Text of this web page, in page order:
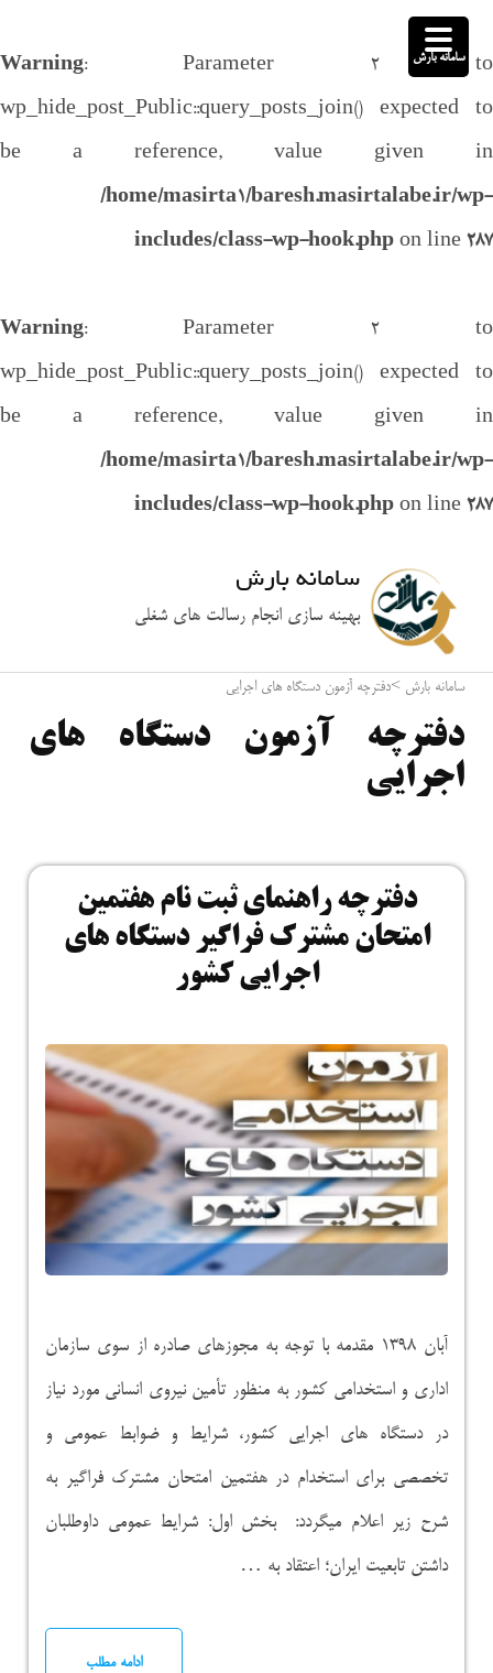
Warning: Parameter 2 to
wp_hide_post_Public::query_posts_join() expected to
be a reference, value given in
/home/masirta1/baresh.masirtalabe.ir/wp-
includes/class-wp-hook.php on line 287
Warning: Parameter 2 to
wp_hide_post_Public::query_posts_join() expected to
be a reference, value given in
/home/masirta1/baresh.masirtalabe.ir/wp-
includes/class-wp-hook.php on line 287
سامانه بارش
بهینه سازی انجام رسالت های شغلی
سامانه بارش >دفترچه آزمون دستگاه های اجرایی
دفترچه آزمون دستگاه های
اجرایی
دفترچه راهنمای ثبت نام هفتمین
امتحان مشترک فراگیر دستگاه های
اجرایی کشور
آبان ۱۳۹۸ مقدمه با توجه به مجوزهای صادره از سوی سازمان
اداری و استخدامی کشور به منظور تأمین نیروی انسانی مورد نیاز
در دستگاه های اجرایی کشور، شرایط و ضوابط عمومی و
تخصصی برای استخدام در هفتمین امتحان مشترک فراگیر به
شرح زیر اعلام میگردد: بخش اول: شرایط عمومی داوطلبان
داشتن تابعیت ایران؛ اعتقاد به …
ادامه مطلب
سامانه بارش